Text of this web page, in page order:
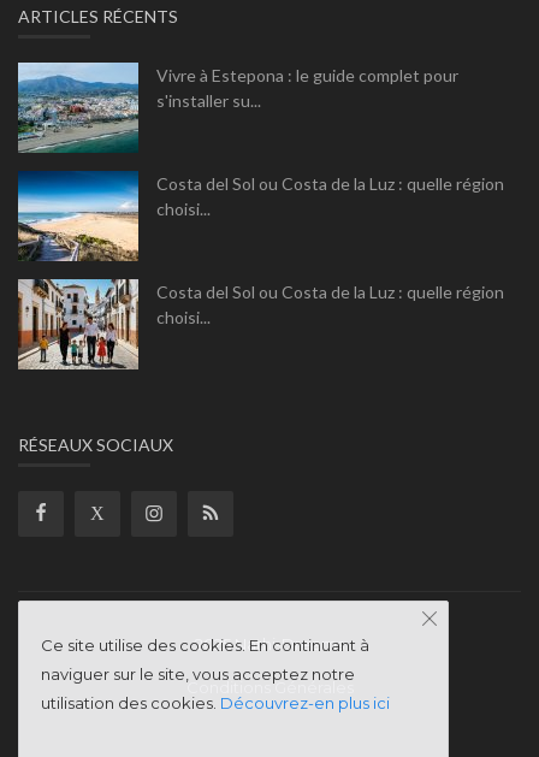
ARTICLES RÉCENTS
Vivre à Estepona : le guide complet pour
s'installer su...
Costa del Sol ou Costa de la Luz : quelle région
choisi...
Costa del Sol ou Costa de la Luz : quelle région
choisi...
RÉSEAUX SOCIAUX
2025 Nathi-Dreams
Conditions Générales
Ce site utilise des cookies. En continuant à
naviguer sur le site, vous acceptez notre
utilisation des cookies. Découvrez-en plus ici